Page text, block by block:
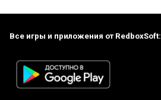
Все игры и приложения от RedboxSoft: